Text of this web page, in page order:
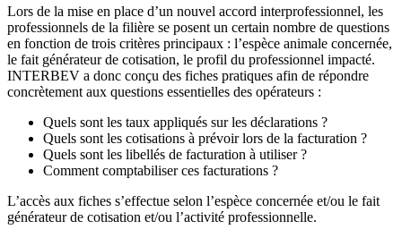
Lors de la mise en place d’un nouvel accord interprofessionnel, les
professionnels de la filière se posent un certain nombre de questions
en fonction de trois critères principaux : l’espèce animale concernée,
le fait générateur de cotisation, le profil du professionnel impacté.
INTERBEV a donc conçu des fiches pratiques afin de répondre
concrètement aux questions essentielles des opérateurs :
Quels sont les taux appliqués sur les déclarations ?
Quels sont les cotisations à prévoir lors de la facturation ?
Quels sont les libellés de facturation à utiliser ?
Comment comptabiliser ces facturations ?
L’accès aux fiches s’effectue selon l’espèce concernée et/ou le fait
générateur de cotisation et/ou l’activité professionnelle.